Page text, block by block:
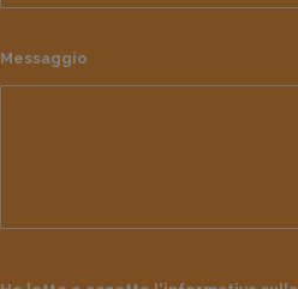
Messaggio